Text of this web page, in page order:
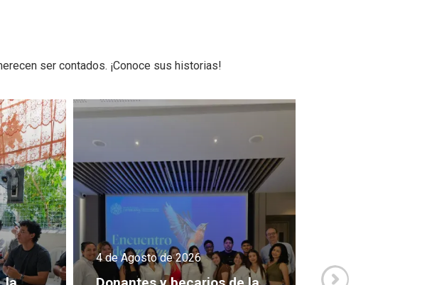
ser contados. ¡Conoce sus historias!
4 de Agosto de 2026
3 de Agosto de 2026